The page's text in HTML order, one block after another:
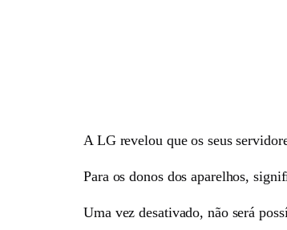
A LG revelou que os seus
Para os donos dos aparelhos,
Uma vez desativado, não será